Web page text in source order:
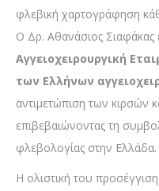
φλεβική χαρτογράφηση
Ο Δρ. Αθανάσιος Σιαφάκας
Αγγειοχειρουργική
των Ελλήνων
αντιμετώπιση των κιρσών
επιβεβαιώνοντας τη
φλεβολογίας στην Ελλάδα.
Η ολιστική του